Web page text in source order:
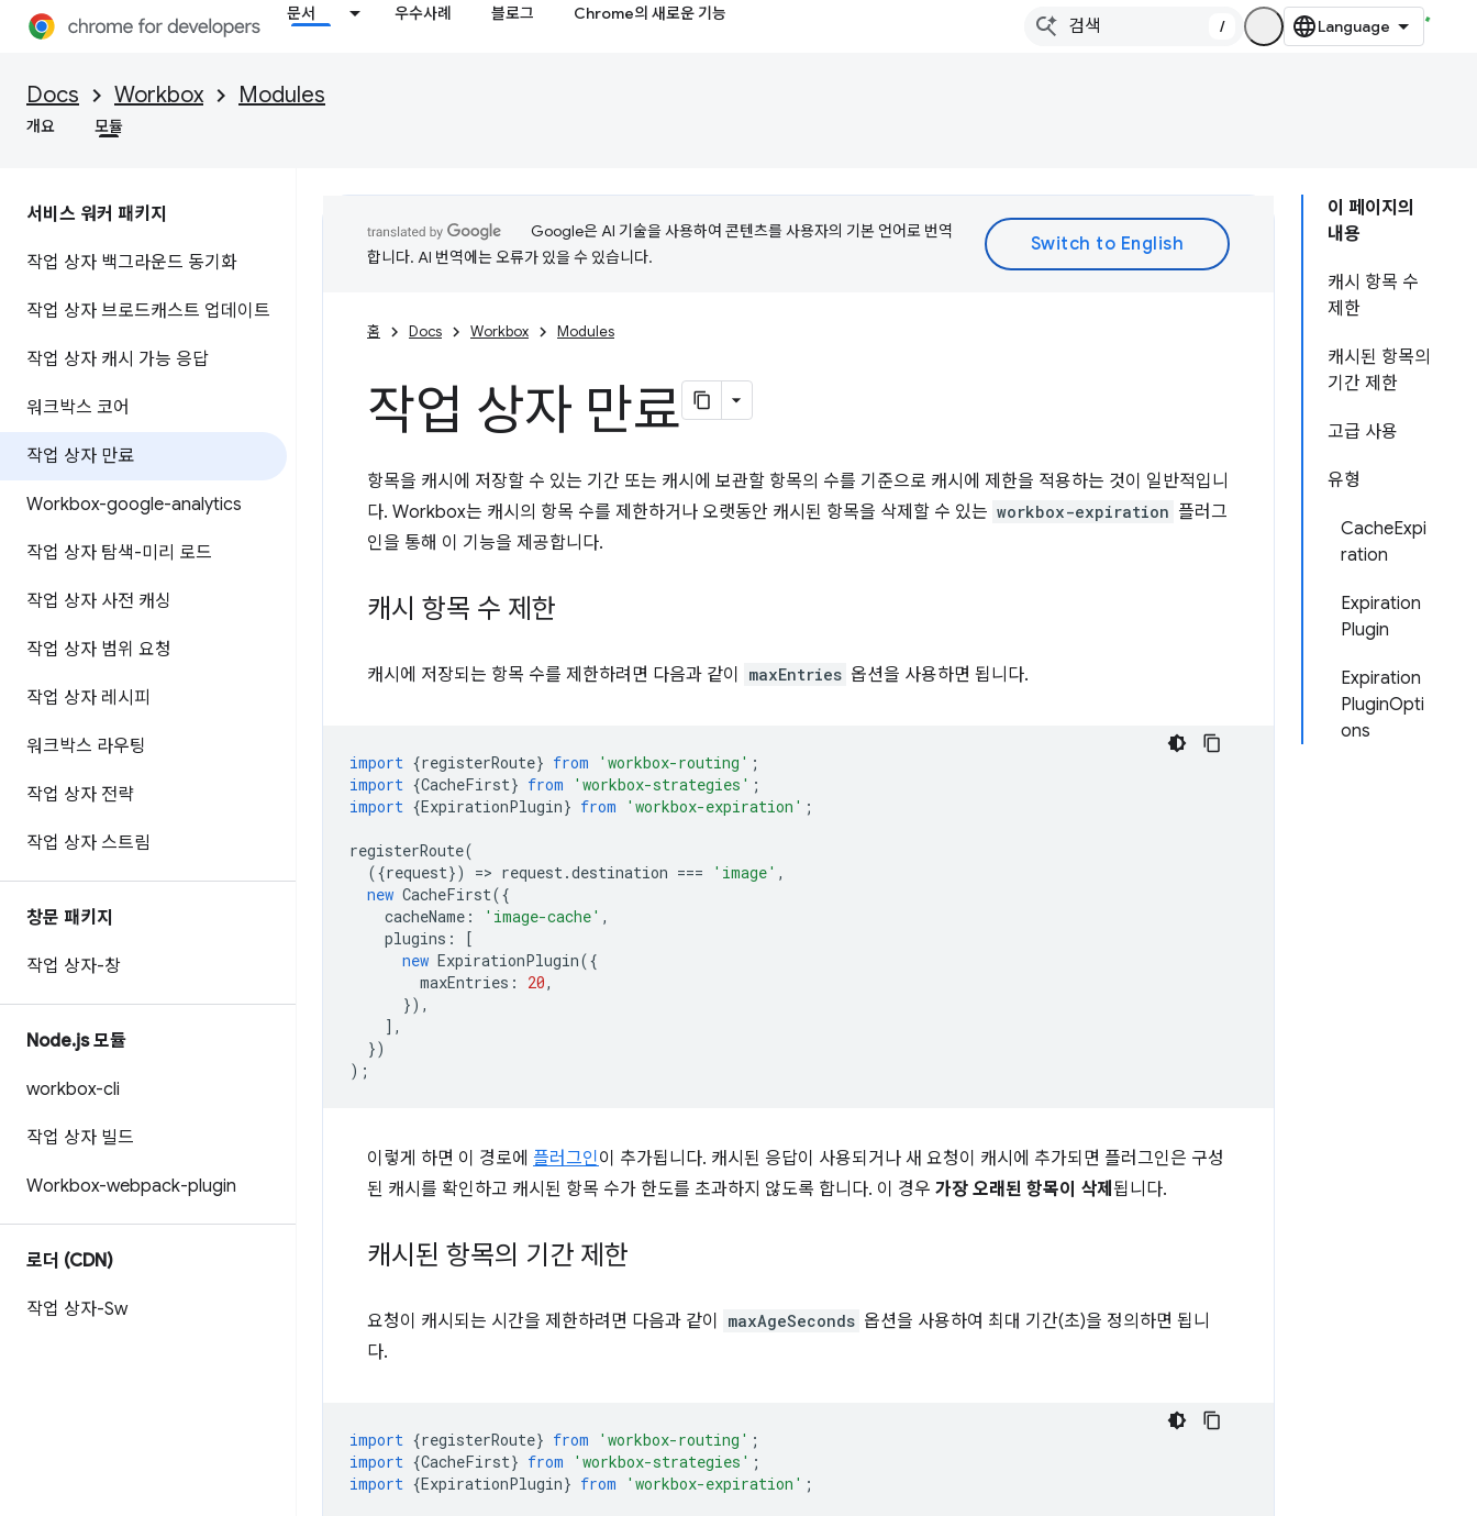
문서 우수사례 블로그 Chrome의 새로운 기능
/
Docs Workbox Modules
개요 모듈
서비스 워커 패키지
작업 상자 백그라운드 동기화
작업 상자 브로드캐스트 업데이트
작업 상자 캐시 가능 응답
워크박스 코어
작업 상자 만료
Workbox-google-analytics
작업 상자 탐색-미리 로드
작업 상자 사전 캐싱
작업 상자 범위 요청
작업 상자 레시피
워크박스 라우팅
작업 상자 전략
작업 상자 스트림
창문 패키지
작업 상자-창
Node.js 모듈
workbox-cli
작업 상자 빌드
Workbox-webpack-plugin
로더 (CDN)
작업 상자-Sw
이 페이지의
내용
캐시 항목 수
제한
캐시된 항목의
기간 제한
고급 사용
유형
CacheExpi
ration
Expiration
Plugin
Expiration
PluginOpti
ons
Google은 AI 기술을 사용하여 콘텐츠를 사용자의 기본 언어로 번역
합니다. AI 번역에는 오류가 있을 수 있습니다.
홈 Docs Workbox Modules
작업 상자 만료
항목을 캐시에 저장할 수 있는 기간 또는 캐시에 보관할 항목의 수를 기준으로 캐시에 제한을 적용하는 것이 일반적입니
다. Workbox는 캐시의 항목 수를 제한하거나 오랫동안 캐시된 항목을 삭제할 수 있는 workbox-expiration 플러그
인을 통해 이 기능을 제공합니다.
캐시 항목 수 제한
캐시에 저장되는 항목 수를 제한하려면 다음과 같이 maxEntries 옵션을 사용하면 됩니다.
import {registerRoute} from 'workbox-routing' ;
import {CacheFirst} from 'workbox-strategies' ;
import {ExpirationPlugin} from 'workbox-expiration' ;
registerRoute(
({request}) => request.destination === 'image' ,
new CacheFirst({
cacheName : 'image-cache' ,
plugins :
[
new ExpirationPlugin({
maxEntries : 20,
}),
],
})
);
이렇게 하면 이 경로에 플러그인이 추가됩니다. 캐시된 응답이 사용되거나 새 요청이 캐시에 추가되면 플러그인은 구성
된 캐시를 확인하고 캐시된 항목 수가 한도를 초과하지 않도록 합니다. 이 경우 가장 오래된 항목이 삭제 됩니다.
캐시된 항목의 기간 제한
요청이 캐시되는 시간을 제한하려면 다음과 같이 maxAgeSeconds 옵션을 사용하여 최대 기간(초)을 정의하면 됩니
다.
import {registerRoute} from 'workbox-routing' ;
import {CacheFirst} from 'workbox-strategies' ;
import {ExpirationPlugin} from 'workbox-expiration' ;